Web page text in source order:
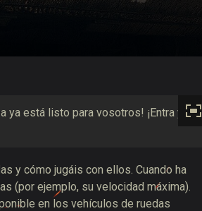
ya está listo para vosotros! ¡Entra ya
y cómo jugáis con ellos. Cuando ha
(por ejemplo, su velocidad máxima).
en los vehículos de ruedas